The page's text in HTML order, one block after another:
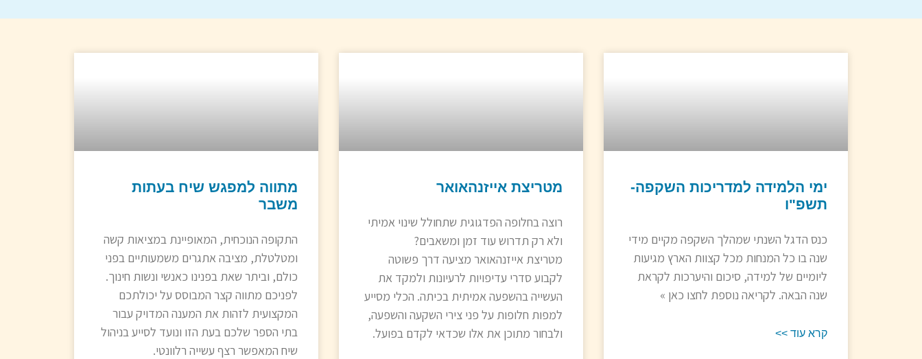
ימי הלמידה למדריכות השקפה-
תשפ"ו
כנס הדגל השנתי שמהלך השקפה מקיים מידי
שנה בו כל המנחות מכל קצוות הארץ מגיעות
ליומיים של למידה, סיכום והיערכות לקראת
שנה הבאה. לקריאה נוספת לחצו כאן »
קרא עוד >>
מטריצת אייזנהאואר
רוצה בחלופה הפדגוגית שתחולל שינוי אמיתי
ולא רק תדרוש עוד זמן ומשאבים?
מטריצת אייזנהאואר מציעה דרך פשוטה
לקבוע סדרי עדיפויות לרעיונות ולמקד את
העשייה בהשפעה אמיתית בכיתה. הכלי מסייע
למפות חלופות על פני צירי השקעה והשפעה,
ולבחור מתוכן את אלו שכדאי לקדם בפועל.
מתווה למפגש שיח בעתות
משבר
התקופה הנוכחית, המאופיינת במציאות קשה
ומטלטלת, מציבה אתגרים משמעותיים בפני
כולם, וביתר שאת בפנינו כאנשי ונשות חינוך.
לפניכם מתווה קצר המבוסס על יכולתכם
המקצועית לזהות את המענה המדויק עבור
בתי הספר שלכם בעת הזו ונועד לסייע בניהול
שיח המאפשר רצף עשייה רלוונטי.